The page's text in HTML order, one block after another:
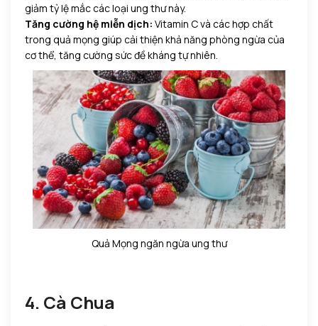
giảm tỷ lệ mắc các loại ung thư này.
Tăng cường hệ miễn dịch: Vitamin C và các hợp chất
trong quả mọng giúp cải thiện khả năng phòng ngừa của
cơ thể, tăng cường sức đề kháng tự nhiên.
Quả Mọng ngăn ngừa ung thư
4. Cà Chua